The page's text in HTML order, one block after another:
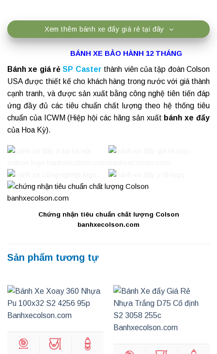
Xem thêm bánh xe đẩy giá rẻ tại đây
BÁNH XE BẢO HÀNH 12 THÁNG
Bánh xe giá rẻ SP Caster thành viên của tập đoàn Colson
USA được thiết kế cho khách hàng trong nước với giá thành
cạnh tranh, và được sản xuất bằng công nghệ tiên tiến đáp
ứng đầy đủ các tiêu chuẩn chất lượng theo hệ thống tiêu
chuẩn của ICWM (Hiệp hội các hãng sản xuất bánh xe đẩy
của Hoa Kỳ).
Chứng nhận tiêu chuẩn chất lượng Colson
banhxecolson.com
Sản phẩm tương tự